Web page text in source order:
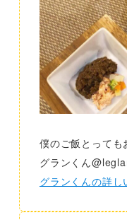
僕のご飯とっても
グランくん
グランくんの詳し